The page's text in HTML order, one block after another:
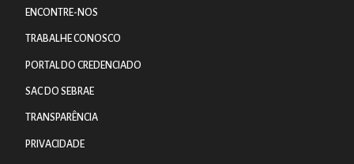
ENCONTRE-NOS
TRABALHE CONOSCO
PORTAL DO CREDENCIADO
SAC DO SEBRAE
TRANSPARÊNCIA
PRIVACIDADE